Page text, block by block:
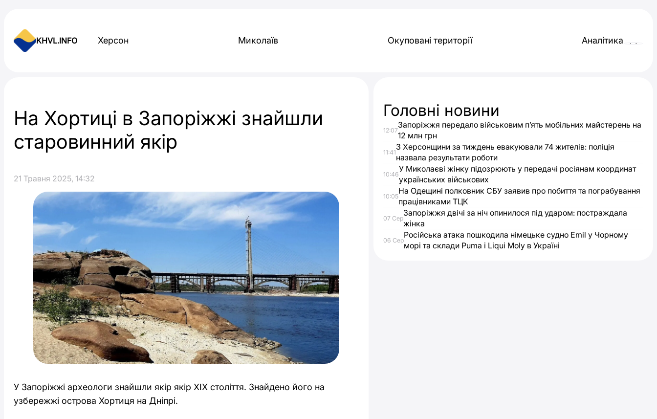
KHVL.INFO Херсон Миколаїв Окуповані території Аналітика
На Хортиці в Запоріжжі знайшли
старовинний якір
21 Травня 2025, 14:32
У Запоріжжі археологи знайшли якір якір ХІХ століття. Знайдено його на
узбережжі острова Хортиця на Дніпрі.
Головні новини
12:07
Запоріжжя передало військовим п’ять мобільних майстерень на
12 млн грн
11:41
З Херсонщини за тиждень евакуювали 74 жителів: поліція
назвала результати роботи
10:46
У Миколаєві жінку підозрюють у передачі росіянам координат
українських військових
10:05
На Одещині полковник СБУ заявив про побиття та пограбування
працівниками ТЦК
07 Сер
Запоріжжя двічі за ніч опинилося під ударом: постраждала
жінка
06 Сер
Російська атака пошкодила німецьке судно Emil у Чорному
морі та склади Puma і Liqui Moly в Україні